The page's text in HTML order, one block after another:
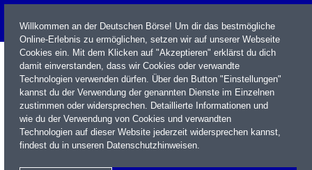
Name / WKN / ISIN / Kürzel
Willkommen an der Deutschen Börse! Um dir das bestmögliche
Online-Erlebnis zu ermöglichen, setzen wir auf unserer Webseite
Cookies ein. Mit dem Klicken auf "Akzeptieren" erklärst du dich
damit einverstanden, dass wir Cookies oder verwandte
Technologien verwenden dürfen. Über den Button "Einstellungen"
kannst du der Verwendung der genannten Dienste im Einzelnen
zustimmen oder widersprechen. Detaillierte Informationen und
wie du der Verwendung von Cookies und verwandten
Technologien auf dieser Website jederzeit widersprechen kannst,
findest du in unseren Datenschutzhinweisen.